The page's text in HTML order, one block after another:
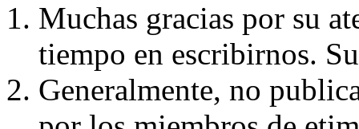
Muchas gracias por su
tiempo en escribirnos.
Generalmente, no